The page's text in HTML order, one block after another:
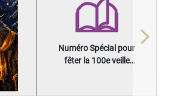
Numéro Spécial pour
fêter la 100e veille
Next